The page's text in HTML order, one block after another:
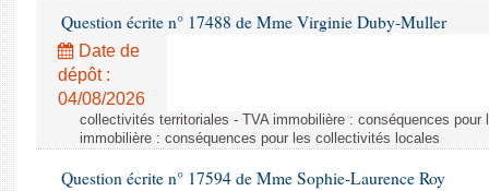
Question écrite n° 17488 de Mme Virginie Duby-Muller
Date de
dépôt :
04/08/2026
collectivités territoriales - TVA immobilière : conséquences
immobilière : conséquences pour les collectivités locales
Question écrite n° 17594 de Mme Sophie-Laurence Roy